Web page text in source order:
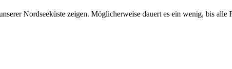
Nordseeküste zeigen. Möglicherweise dauert es ein wenig, bis alle